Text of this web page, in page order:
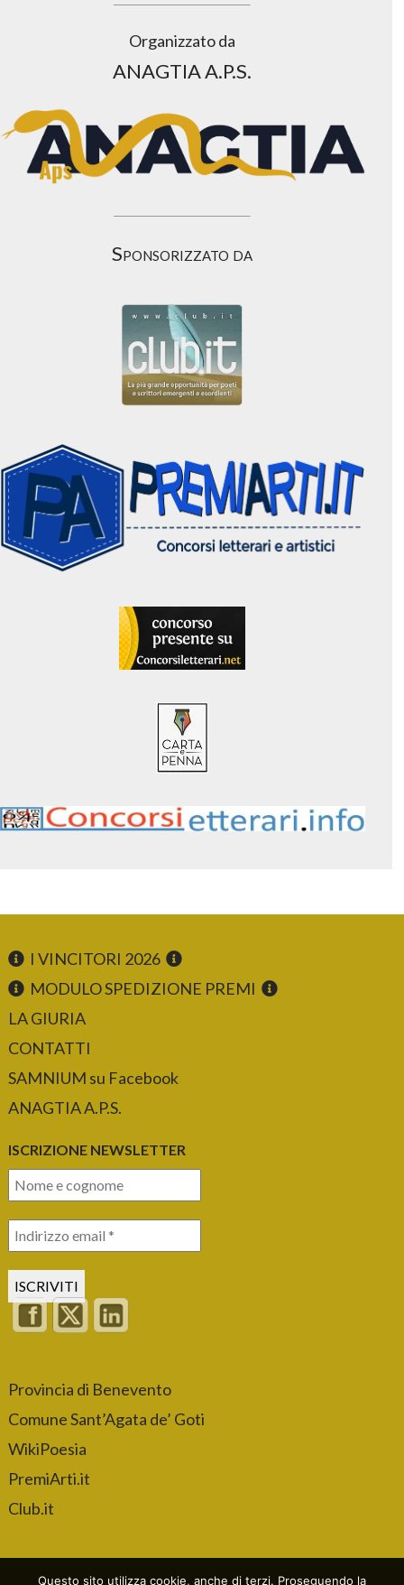
Organizzato da
ANAGTIA A.P.S.
Sponsorizzato da
I VINCITORI 2026
MODULO SPEDIZIONE PREMI
LA GIURIA
CONTATTI
SAMNIUM su Facebook
ANAGTIA A.P.S.
ISCRIZIONE NEWSLETTER
Provincia di Benevento
Comune Sant’Agata de’ Goti
WikiPoesia
PremiArti.it
Club.it
Questo sito utilizza cookie, anche di terzi. Proseguendo la